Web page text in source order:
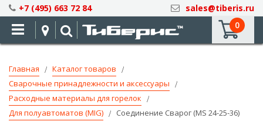
Skip
to
Content
+7 (495) 663 72 84
sales@tiberis.ru
0
Главная
Каталог товаров
Сварочные принадлежности и аксессуары
Расходные материалы для горелок
Для полуавтоматов (MIG)
Соединение Сварог (MS 24-25-36)